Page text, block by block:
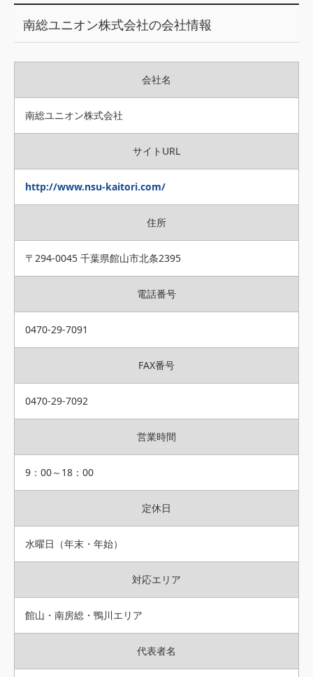
南総ユニオン株式会社の会社情報
会社名
南総ユニオン株式会社
サイトURL
http://www.nsu-kaitori.com/
住所
〒294-0045 千葉県館山市北条2395
電話番号
0470-29-7091
FAX番号
0470-29-7092
営業時間
9：00～18：00
定休日
水曜日（年末・年始）
対応エリア
館山・南房総・鴨川エリア
代表者名